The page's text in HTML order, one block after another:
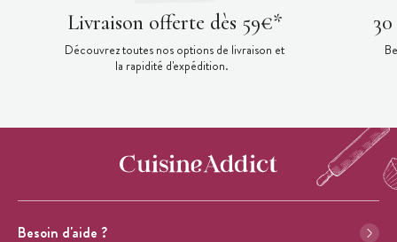
Livraison offerte dès 59€*
Découvrez toutes nos options de livraison et
la rapidité d'expédition.
Besoin d'aide ?